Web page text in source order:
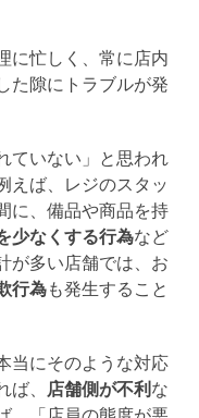
に忙しく、常に店内
た隙にトラブルが発
ていない」と思われ
えば、レジのスタッ
に、備品や商品を持
少なくする行為など
が多い店舗では、お
行為も発生すること
当にそのような対応
ば、 店舗側が不利 な